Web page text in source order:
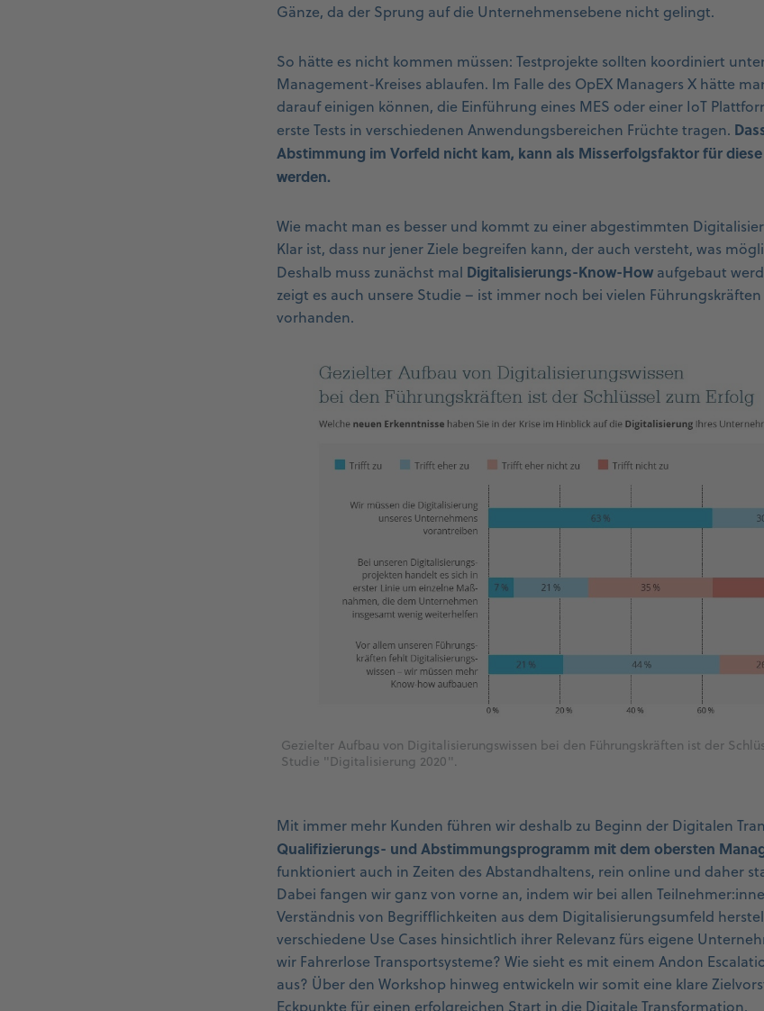
Gänze, da der Sprung auf die Unternehmensebene nicht gelingt.
So hätte es nicht kommen müssen: Testprojekte sollten koordiniert
Management-Kreises ablaufen. Im Falle des OpEX Managers X hätte
darauf einigen können, die Einführung eines MES oder einer IoT
erste Tests in verschiedenen Anwendungsbereichen Früchte tragen.
Abstimmung im Vorfeld nicht kam, kann als Misserfolgsfaktor für
werden.
Wie macht man es besser und kommt zu einer abgestimmten
Klar ist, dass nur jener Ziele begreifen kann, der auch versteht, was
Deshalb muss zunächst mal Digitalisierungs-Know-How aufgebaut
zeigt es auch unsere Studie – ist immer noch bei vielen
vorhanden.
Gezielter Aufbau von Digitalisierungswissen bei den Führungskräften ist der
Studie "Digitalisierung 2020".
Mit immer mehr Kunden führen wir deshalb zu Beginn der Digitalen
Qualifizierungs- und Abstimmungsprogramm mit dem obersten
funktioniert auch in Zeiten des Abstandhaltens, rein online und daher
Dabei fangen wir ganz von vorne an, indem wir bei allen
Verständnis von Begrifflichkeiten aus dem Digitalisierungsumfeld
verschiedene Use Cases hinsichtlich ihrer Relevanz fürs eigene
wir Fahrerlose Transportsysteme? Wie sieht es mit einem Andon
aus? Über den Workshop hinweg entwickeln wir somit eine klare
Eckpunkte für einen erfolgreichen Start in die Digitale Transformation.